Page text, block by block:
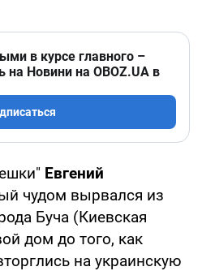
в курсе главного –
на Новини на OBOZ.UA в
Евгений
чудом вырвался из
Буча (Киевская
дом до того, как
на украинскую